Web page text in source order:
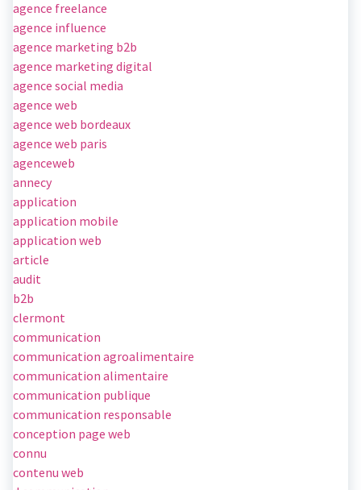
agence freelance
agence influence
agence marketing b2b
agence marketing digital
agence social media
agence web
agence web bordeaux
agence web paris
agenceweb
annecy
application
application mobile
application web
article
audit
b2b
clermont
communication
communication agroalimentaire
communication alimentaire
communication publique
communication responsable
conception page web
connu
contenu web